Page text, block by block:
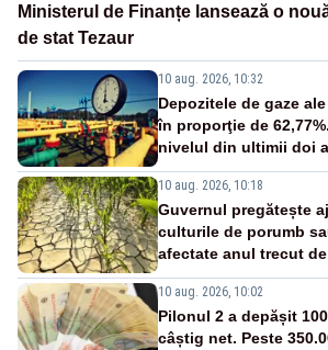
Ministerul de Finanțe lansează o
de stat Tezaur
10 aug. 2026, 10:32
Depozitele de gaze
în proporţie de
nivelul din ultimii doi
10 aug. 2026, 10:18
Guvernul pregătește
culturile de porumb
afectate anul trecut
10 aug. 2026, 10:02
Pilonul 2 a depășit
câștig net. Peste